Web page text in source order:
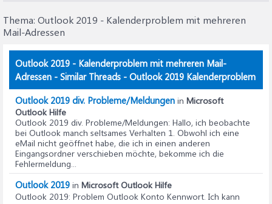
Thema: Outlook 2019 - Kalenderproblem mit mehreren
Mail-Adressen
Outlook 2019 - Kalenderproblem mit mehreren Mail-
Adressen - Similar Threads - Outlook 2019 Kalenderproblem
Outlook 2019 div. Probleme/Meldungen in Microsoft
Outlook Hilfe
Outlook 2019 div. Probleme/Meldungen: Hallo, ich beobachte
bei Outlook manch seltsames Verhalten 1. Obwohl ich eine
eMail nicht geöffnet habe, die ich in einen anderen
Eingangsordner verschieben möchte, bekomme ich die
Fehlermeldung...
Outlook 2019 in Microsoft Outlook Hilfe
Outlook 2019: Problem Outlook Konto Kennwort. Ich kann